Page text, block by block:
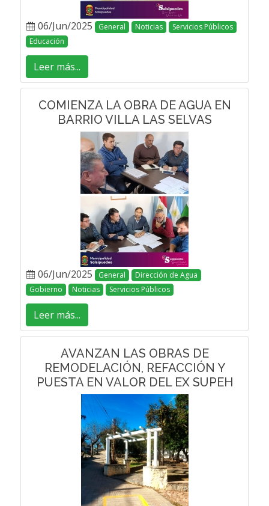
06/Jun/2025 General Noticias
Servicios Públicos
Educación
Leer más...
COMIENZA LA OBRA DE AGUA EN
BARRIO VILLA LAS SELVAS
06/Jun/2025 General
Dirección de Agua
Gobierno
Noticias Servicios Públicos
Leer más...
AVANZAN LAS OBRAS DE
REMODELACIÓN, REFACCIÓN Y
PUESTA EN VALOR DEL EX SUPEH